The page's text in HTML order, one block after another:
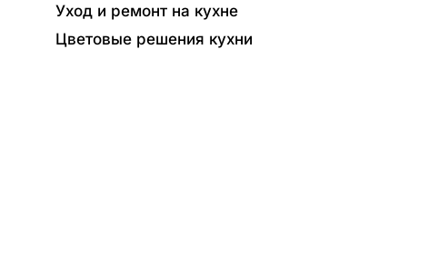
Уход и ремонт на кухне
Цветовые решения кухни